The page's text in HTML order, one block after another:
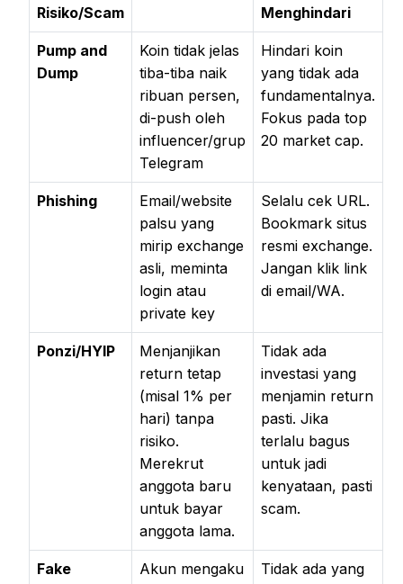
Risiko/Scam
Menghindari
Pump and
Dump
Koin tidak jelas
tiba-tiba naik
ribuan persen,
di-push oleh
influencer/grup
Telegram
Hindari koin
yang tidak ada
fundamentalnya.
Fokus pada top
20 market cap.
Phishing
Email/website
palsu yang
mirip exchange
asli, meminta
login atau
private key
Selalu cek URL.
Bookmark situs
resmi exchange.
Jangan klik link
di email/WA.
Ponzi/HYIP
Menjanjikan
return tetap
(misal 1% per
hari) tanpa
risiko.
Merekrut
anggota baru
untuk bayar
anggota lama.
Tidak ada
investasi yang
menjamin return
pasti. Jika
terlalu bagus
untuk jadi
kenyataan, pasti
scam.
Fake
Akun mengaku
Tidak ada yang